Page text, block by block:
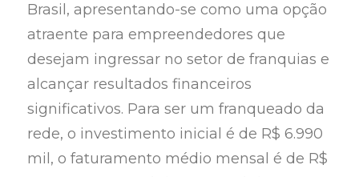
Brasil, apresentando-se como uma opção
atraente para empreendedores que
desejam ingressar no setor de franquias e
alcançar resultados financeiros
significativos. Para ser um franqueado da
rede, o investimento inicial é de R$ 6.990
mil, o faturamento médio mensal é de R$